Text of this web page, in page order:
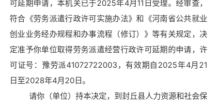
可延期申请，本机关已于2025年4月11日受理。经审查，
符合《劳务派遣行政许可实施办法》和《河南省公共就业
创业业务经办规程和办事流程（修订）》等有关规定，决
定准予你单位取得劳务派遣经营行政许可延期的申请，许
可证号：豫劳派41072722003，有效期自2025年4月21
日至2028年4月20日。
请你（单位）持本决定，到封丘县人力资源和社会保